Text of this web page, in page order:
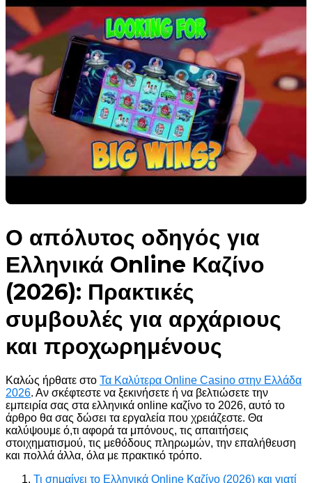
Ο απόλυτος οδηγός για
Ελληνικά Online Καζίνο
(2026): Πρακτικές
συμβουλές για αρχάριους
και προχωρημένους
Καλώς ήρθατε στο Τα Καλύτερα Online Casino στην Ελλάδα
2026. Αν σκέφτεστε να ξεκινήσετε ή να βελτιώσετε την
εμπειρία σας στα ελληνικά online καζίνο το 2026, αυτό το
άρθρο θα σας δώσει τα εργαλεία που χρειάζεστε. Θα
καλύψουμε ό,τι αφορά τα μπόνους, τις απαιτήσεις
στοιχηματισμού, τις μεθόδους πληρωμών, την επαλήθευση
και πολλά άλλα, όλα με πρακτικό τρόπο.
Τι σημαίνει το Ελληνικά Online Καζίνο (2026) και γιατί